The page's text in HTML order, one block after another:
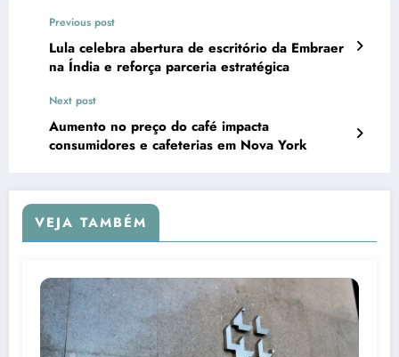
Previous post
Lula celebra abertura de escritório da Embraer
na Índia e reforça parceria estratégica
Next post
Aumento no preço do café impacta
consumidores e cafeterias em Nova York
VEJA TAMBÉM